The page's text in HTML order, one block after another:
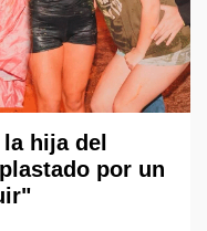
la hija del
por un